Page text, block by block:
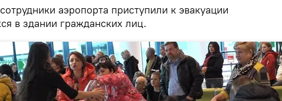
аэропорта приступили к эвакуации
в здании гражданских лиц.